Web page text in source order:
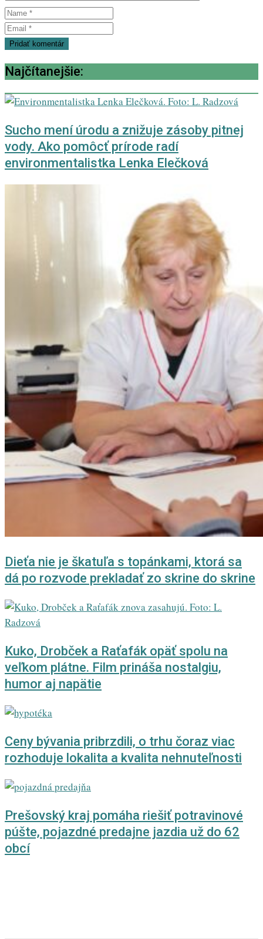
Najčítanejšie:
Sucho mení úrodu a znižuje zásoby pitnej
vody. Ako pomôcť prírode radí
environmentalistka Lenka Elečková
Dieťa nie je škatuľa s topánkami, ktorá sa
dá po rozvode prekladať zo skrine do skrine
Kuko, Drobček a Raťafák opäť spolu na
veľkom plátne. Film prináša nostalgiu,
humor aj napätie
Ceny bývania pribrzdili, o trhu čoraz viac
rozhoduje lokalita a kvalita nehnuteľnosti
Prešovský kraj pomáha riešiť potravinové
púšte, pojazdné predajne jazdia už do 62
obcí